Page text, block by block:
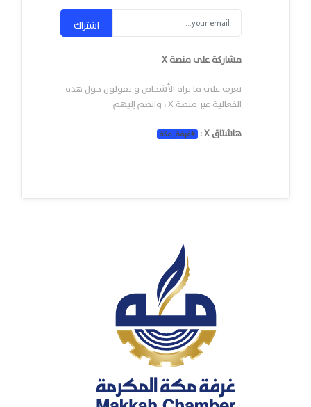
اشتراك
مشاركة على منصة X
تعرف على ما يراه الأشخاص و يقولون حول هذه
الفعالية عبر منصة X ، وانضم إليهم
هاشتاق X :
#غرفة_مكة